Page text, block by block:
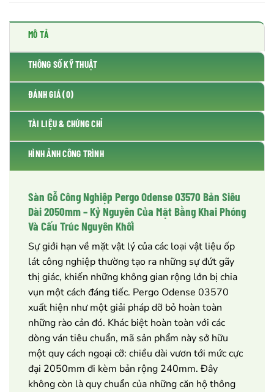
MÔ TẢ
THÔNG SỐ KỸ THUẬT
ĐÁNH GIÁ (0)
TÀI LIỆU & CHỨNG CHỈ
HÌNH ẢNH CÔNG TRÌNH
Sàn Gỗ Công Nghiệp Pergo Odense 03570 Bản Siêu
Dài 2050mm – Kỷ Nguyên Của Mặt Bằng Khai Phóng
Và Cấu Trúc Nguyên Khối
Sự giới hạn về mặt vật lý của các loại vật liệu ốp
lát công nghiệp thường tạo ra những sự đứt gãy
thị giác, khiến những không gian rộng lớn bị chia
vụn một cách đáng tiếc. Pergo Odense 03570
xuất hiện như một giải pháp dỡ bỏ hoàn toàn
những rào cản đó. Khác biệt hoàn toàn với các
dòng ván tiêu chuẩn, mã sản phẩm này sở hữu
một quy cách ngoại cỡ: chiều dài vươn tới mức cực
đại 2050mm đi kèm bản rộng 240mm. Đây
không còn là quy chuẩn của những căn hộ thông